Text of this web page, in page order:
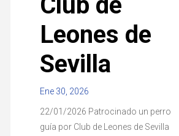
Leones de
Sevilla
Ene 30, 2026
22/01/2026 Patrocinado un perro
guía por Club de Leones de Sevilla